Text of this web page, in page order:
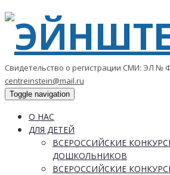
Свидетельство о регистрации СМИ: ЭЛ №
centreinstein@mail.ru
Toggle navigation
О НАС
ДЛЯ ДЕТЕЙ
ВСЕРОССИЙСКИЕ
ДОШКОЛЬНИКОВ
ВСЕРОССИЙСКИЕ